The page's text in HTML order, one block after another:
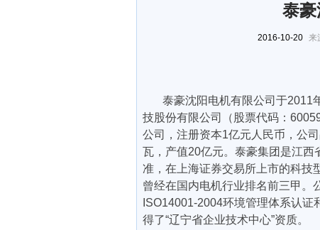
泰豪
2016-10-20 来
泰豪沈阳电机有限公司 于2011
技股份有限公司（股票代码：
公司，注册资本1亿元人民币，公
瓦，产值20亿元。泰豪集团是江西
准，在上海证券交易所上市的科技
曾经在国内电机行业排名前三甲。
ISO14001-2004环境管理体系认
得了“辽宁省企业技术中心”资质。